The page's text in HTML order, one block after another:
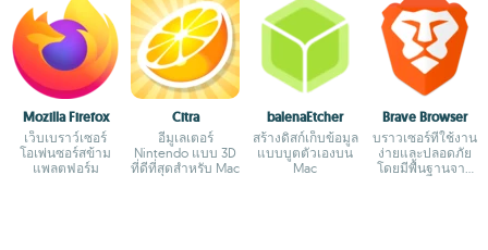
Mozilla Firefox
เว็บเบราว์เซอร์
โอเพ่นซอร์สข้าม
แพลตฟอร์ม
Citra
อีมูเลเตอร์
Nintendo แบบ 3D
ที่ดีที่สุดสำหรับ Mac
balenaEtcher
สร้างดิสก์เก็บข้อมูล
แบบบูตตัวเองบน
Mac
Brave Browser
บราวเซอร์ที่ใช้งาน
ง่ายและปลอดภัย
โดยมีพื้นฐานจาก